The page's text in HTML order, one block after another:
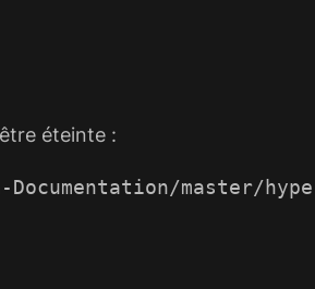
éteinte :
master/